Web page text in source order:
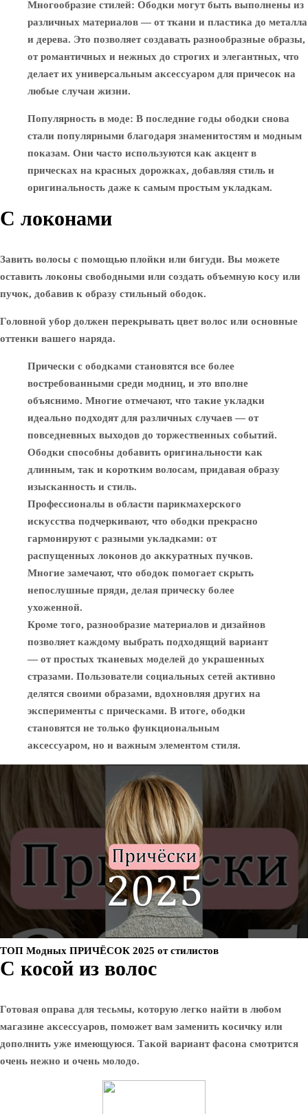
Многообразие стилей: Ободки могут быть выполнены из
различных материалов — от ткани и пластика до металла
и дерева. Это позволяет создавать разнообразные образы,
от романтичных и нежных до строгих и элегантных, что
делает их универсальным аксессуаром для причесок на
любые случаи жизни.
Популярность в моде: В последние годы ободки снова
стали популярными благодаря знаменитостям и модным
показам. Они часто используются как акцент в
прическах на красных дорожках, добавляя стиль и
оригинальность даже к самым простым укладкам.
С локонами
Завить волосы с помощью плойки или бигуди. Вы можете
оставить локоны свободными или создать объемную косу или
пучок, добавив к образу стильный ободок.
Головной убор должен перекрывать цвет волос или основные
оттенки вашего наряда.
Прически с ободками становятся все более
востребованными среди модниц, и это вполне
объяснимо. Многие отмечают, что такие укладки
идеально подходят для различных случаев — от
повседневных выходов до торжественных событий.
Ободки способны добавить оригинальности как
длинным, так и коротким волосам, придавая образу
изысканность и стиль.
Профессионалы в области парикмахерского
искусства подчеркивают, что ободки прекрасно
гармонируют с разными укладками: от
распущенных локонов до аккуратных пучков.
Многие замечают, что ободок помогает скрыть
непослушные пряди, делая прическу более
ухоженной.
Кроме того, разнообразие материалов и дизайнов
позволяет каждому выбрать подходящий вариант
— от простых тканевых моделей до украшенных
стразами. Пользователи социальных сетей активно
делятся своими образами, вдохновляя других на
эксперименты с прическами. В итоге, ободки
становятся не только функциональным
аксессуаром, но и важным элементом стиля.
ТОП Модных ПРИЧЁСОК 2025 от стилистов
С косой из волос
Готовая оправа для тесьмы, которую легко найти в любом
магазине аксессуаров, поможет вам заменить косичку или
дополнить уже имеющуюся. Такой вариант фасона смотрится
очень нежно и очень молодо.